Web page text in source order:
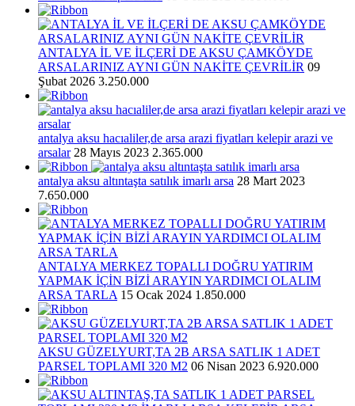
ANTALYA İL VE İLÇERİ DE AKSU ÇAMKÖYDE
ARSALARINIZ AYNI GÜN NAKİTE ÇEVRİLİR 09
Şubat 2026 3.250.000
antalya aksu hacıaliler,de arsa arazi fiyatları kelepir arazi ve
arsalar 28 Mayıs 2023 2.365.000
antalya aksu altıntaşta satılık imarlı arsa 28 Mart 2023
7.650.000
ANTALYA MERKEZ TOPALLI DOĞRU YATIRIM
YAPMAK İÇİN BİZİ ARAYIN YARDIMCI OLALIM
ARSA TARLA 15 Ocak 2024 1.850.000
AKSU GÜZELYURT,TA 2B ARSA SATLIK 1 ADET
PARSEL TOPLAMI 320 M2 06 Nisan 2023 6.920.000